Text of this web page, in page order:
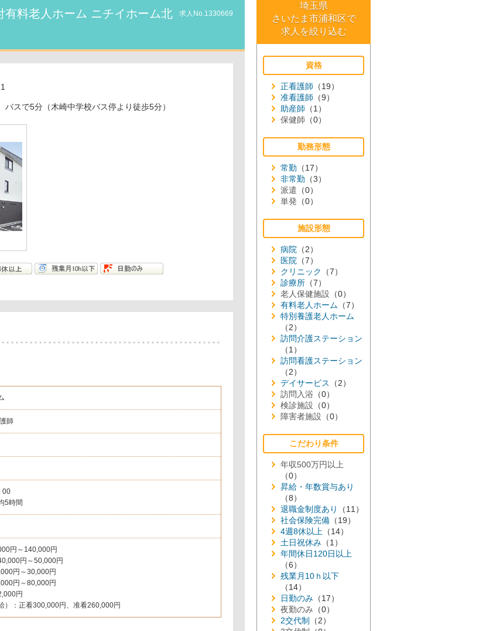
埼玉県
さいたま市浦和区で
求人を絞り込む
資格
正看護師 （19）
准看護師 （9）
助産師 （1）
保健師 （0）
勤務形態
常勤 （17）
非常勤 （3）
派遣 （0）
単発 （0）
施設形態
病院 （2）
医院 （7）
クリニック
（7）
診療所 （7）
老人保健施設 （0）
有料老人ホーム （7）
特別養護老人ホーム
（2）
訪問介護ステーション
（1）
訪問看護ステーション
（2）
デイサービス
（2）
訪問入浴 （0）
検診施設 （0）
障害者施設 （0）
こだわり条件
年収500万円以上
（0）
昇給・年数賞与あり
（8）
退職金制度あり
（11）
社会保険完備 （19）
4週8休以上 （14）
土日祝休み （1）
年間休日120日以上
（6）
残業月10ｈ以下
（14）
日勤のみ （17）
夜勤のみ （0）
2交代制
（2）
料老人ホーム ニチイホーム北
求人No.1330669
で5分（木崎中学校バス停より徒歩5分）
師
00
5時間
円～140,000円
円～50,000円
円～30,000円
円～80,000円
円
）：正看300,000円、准看260,000円